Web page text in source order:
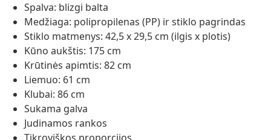
Spalva: blizgi balta
Medžiaga: polipropilenas (PP) ir stiklo pagrindas
Stiklo matmenys: 42,5 x 29,5 cm (ilgis x plotis)
Kūno aukštis: 175 cm
Krūtinės apimtis: 82 cm
Liemuo: 61 cm
Klubai: 86 cm
Sukama galva
Judinamos rankos